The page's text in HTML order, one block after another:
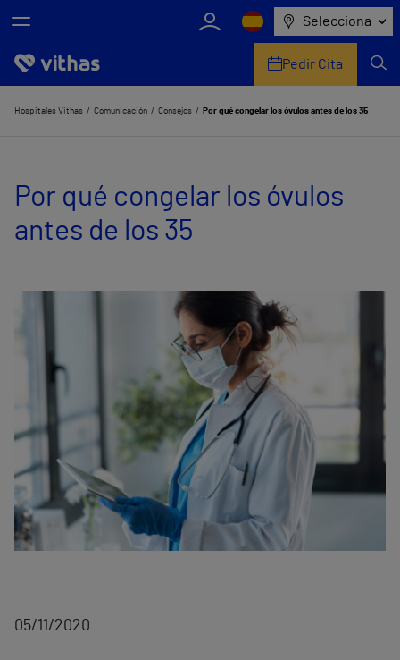
Selecciona
Nosotros
Servicios de salud
Equipo médico y asistencial
Pedir Cita
Hospitales Vithas Comunicación Consejos Por qué congelar los óvulos antes de los 35
Por qué congelar los óvulos
antes de los 35
05/11/2020